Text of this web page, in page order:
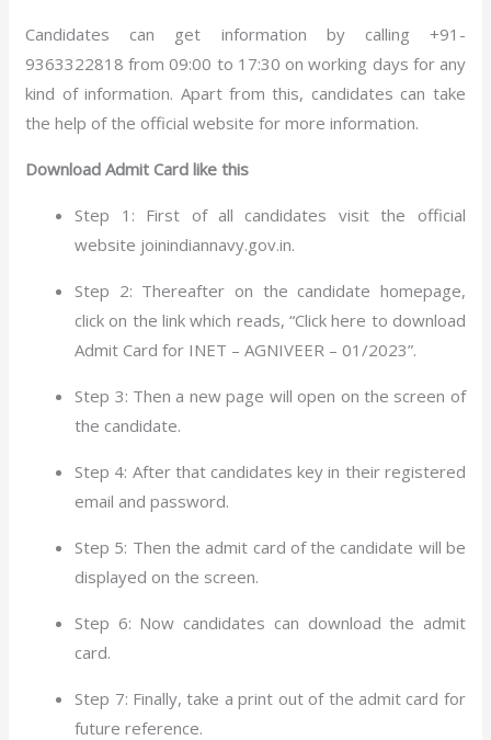
Candidates can get information by calling +91-
9363322818 from 09:00 to 17:30 on working days for any
kind of information. Apart from this, candidates can take
the help of the official website for more information.
Download Admit Card like this
Step 1: First of all candidates visit the official
website joinindiannavy.gov.in.
Step 2: Thereafter on the candidate homepage,
click on the link which reads, “Click here to download
Admit Card for INET – AGNIVEER – 01/2023”.
Step 3: Then a new page will open on the screen of
the candidate.
Step 4: After that candidates key in their registered
email and password.
Step 5: Then the admit card of the candidate will be
displayed on the screen.
Step 6: Now candidates can download the admit
card.
Step 7: Finally, take a print out of the admit card for
future reference.